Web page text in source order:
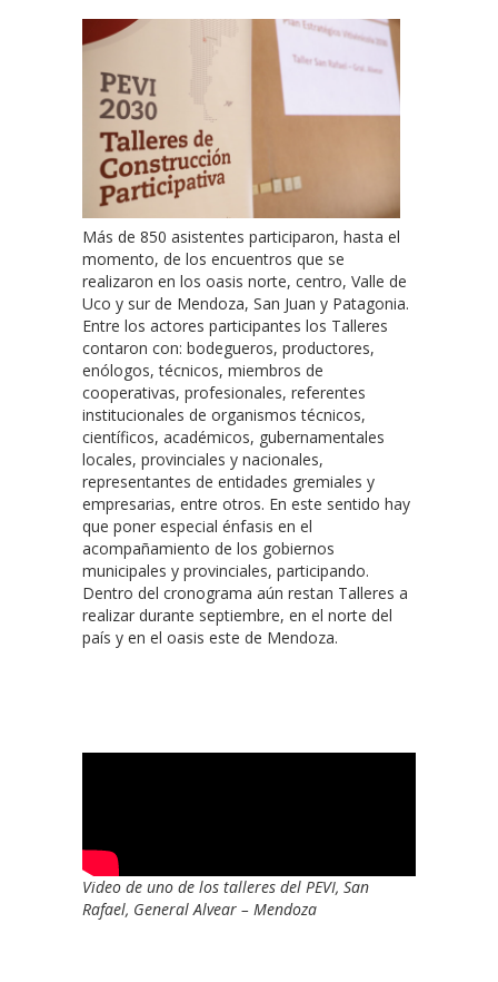
Más de 850 asistentes participaron, hasta el
momento, de los encuentros que se
realizaron en los oasis norte, centro, Valle de
Uco y sur de Mendoza, San Juan y Patagonia.
Entre los actores participantes los Talleres
contaron con: bodegueros, productores,
enólogos, técnicos, miembros de
cooperativas, profesionales, referentes
institucionales de organismos técnicos,
científicos, académicos, gubernamentales
locales, provinciales y nacionales,
representantes de entidades gremiales y
empresarias, entre otros. En este sentido hay
que poner especial énfasis en el
acompañamiento de los gobiernos
municipales y provinciales, participando.
Dentro del cronograma aún restan Talleres a
realizar durante septiembre, en el norte del
país y en el oasis este de Mendoza.
Video de uno de los talleres del PEVI, San
Rafael, General Alvear – Mendoza